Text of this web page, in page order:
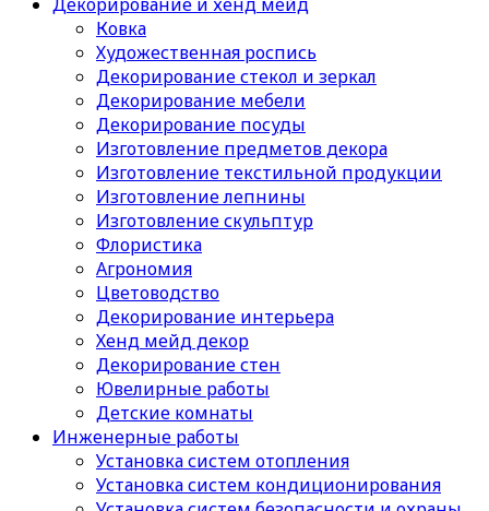
Ковка
Художественная роспись
Декорирование стекол и зеркал
Декорирование мебели
Декорирование посуды
Изготовление предметов декора
Изготовление текстильной продукции
Изготовление лепнины
Изготовление скульптур
Флористика
Агрономия
Цветоводство
Декорирование интерьера
Хенд мейд декор
Декорирование стен
Ювелирные работы
Детские комнаты
Инженерные работы
Установка систем отопления
Установка систем кондиционирования